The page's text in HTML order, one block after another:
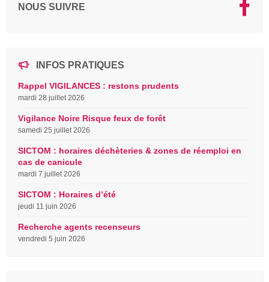
NOUS SUIVRE
INFOS PRATIQUES
Rappel VIGILANCES : restons prudents
mardi 28 juillet 2026
Vigilance Noire Risque feux de forêt
samedi 25 juillet 2026
SICTOM : horaires déchèteries & zones de réemploi en
cas de canicule
mardi 7 juillet 2026
SICTOM : Horaires d’été
jeudi 11 juin 2026
Recherche agents recenseurs
vendredi 5 juin 2026